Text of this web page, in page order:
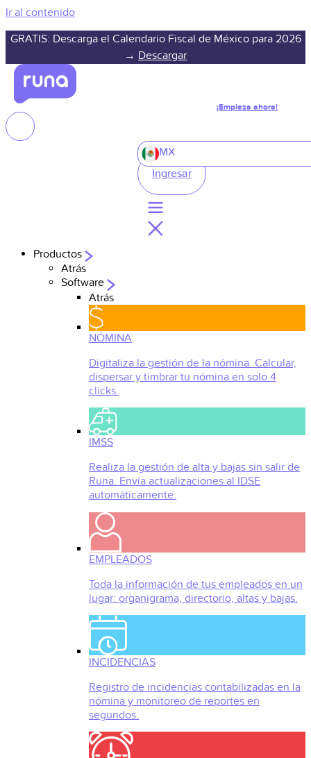
Ir al contenido
GRATIS: Descarga el Calendario Fiscal de México para 2026
→ Descargar
¡Empieza ahora!
MX
Ingresar
Productos
Atrás
Software
Atrás
NÓMINA
Digitaliza la gestión de la nómina. Calcular,
dispersar y timbrar tu nómina en solo 4
clicks.
IMSS
Realiza la gestión de alta y bajas sin salir de
Runa. Envía actualizaciones al IDSE
automáticamente.
EMPLEADOS
Toda la información de tus empleados en un
lugar: organigrama, directorio, altas y bajas.
INCIDENCIAS
Registro de incidencias contabilizadas en la
nómina y monitoreo de reportes en
segundos.